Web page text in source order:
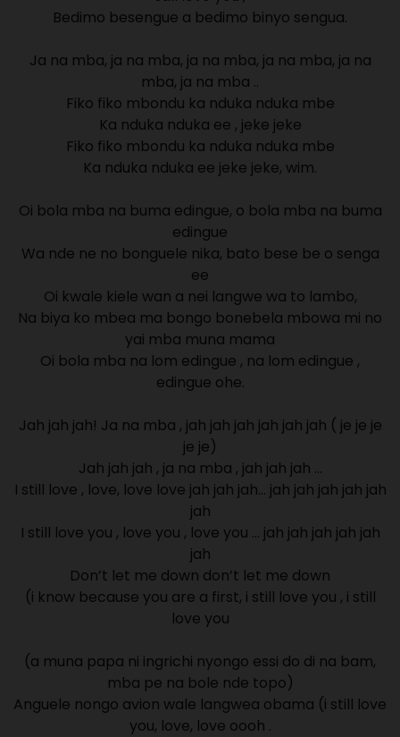
Bedimo besengue a bedimo binyo sengua.
Ja na mba, ja na mba, ja na mba, ja na mba, ja na
mba, ja na mba ..
Fiko fiko mbondu ka nduka nduka mbe
Ka nduka nduka ee , jeke jeke
Fiko fiko mbondu ka nduka nduka mbe
Ka nduka nduka ee jeke jeke, wim.
Oi bola mba na buma edingue, o bola mba na buma
edingue
Wa nde ne no bonguele nika, bato bese be o senga
ee
Oi kwale kiele wan a nei langwe wa to lambo,
Na biya ko mbea ma bongo bonebela mbowa mi no
yai mba muna mama
Oi bola mba na lom edingue , na lom edingue ,
edingue ohe.
Jah jah jah! Ja na mba , jah jah jah jah jah jah ( je je je
je je)
Jah jah jah , ja na mba , jah jah jah …
I still love , love, love love jah jah jah… jah jah jah jah jah
jah
I still love you , love you , love you … jah jah jah jah jah
jah
Don’t let me down don’t let me down
(i know because you are a first, i still love you , i still
love you
(a muna papa ni ingrichi nyongo essi do di na bam,
mba pe na bole nde topo)
Anguele nongo avion wale langwea obama (i still love
you, love, love oooh .